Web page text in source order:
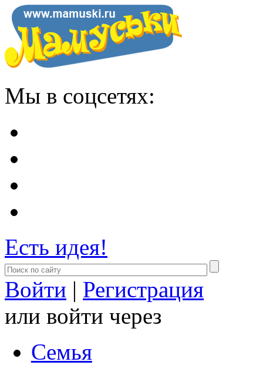
Мы в соцсетях:
Есть идея!
Войти | Регистрация
или войти через
Семья